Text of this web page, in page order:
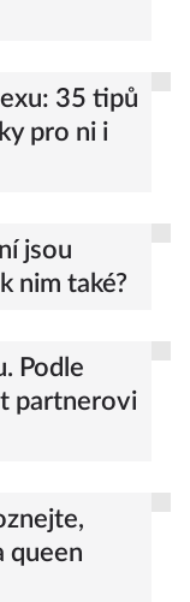
35 tipů
pro ni i
jsou
nim také?
Podle
partnerovi
queen